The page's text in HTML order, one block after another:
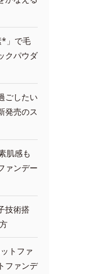
*」で毛
クパウダ
ごしたい
発売のス
肌感も
ァンデー
技術搭
トファ
ファンデ